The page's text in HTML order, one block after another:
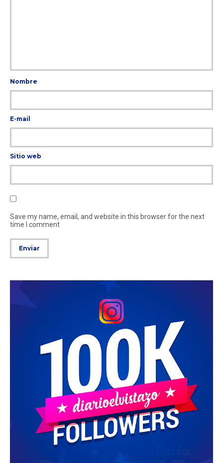
Nombre
E-mail
Sitio web
Save my name, email, and website in this browser for the next
time I comment